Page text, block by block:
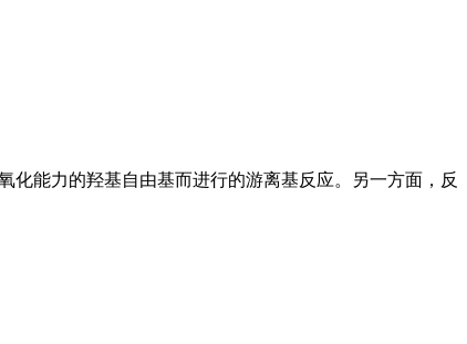
化能力的羟基自由基而进行的游离基反应。另一方面，反